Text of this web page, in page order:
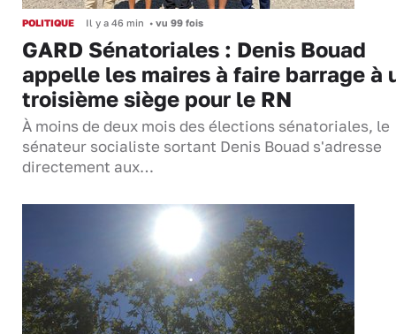
POLITIQUE Il y a 46 min • vu 99 fois
GARD Sénatoriales : Denis Bouad
appelle les maires à faire barrage à
troisième siège pour le RN
À moins de deux mois des élections sénatoriales, le
sénateur socialiste sortant Denis Bouad s'adresse
directement aux…